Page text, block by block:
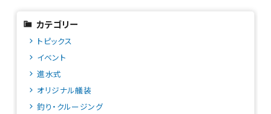
カテゴリー
トピックス
イベント
進水式
オリジナル艤装
釣り・クルージング